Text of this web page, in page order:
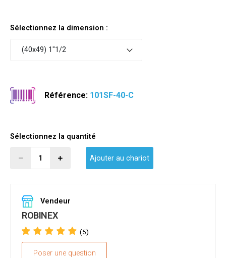
Sélectionnez la dimension :
(40x49) 1"1/2
Référence: 101SF-40-C
Sélectionnez la quantité
Ajouter au chariot
Vendeur
ROBINEX
(5)
Poser une question